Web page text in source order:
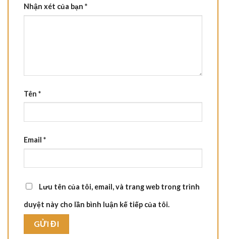
Nhận xét của bạn *
Tên *
Email *
Lưu tên của tôi, email, và trang web trong trình
duyệt này cho lần bình luận kế tiếp của tôi.